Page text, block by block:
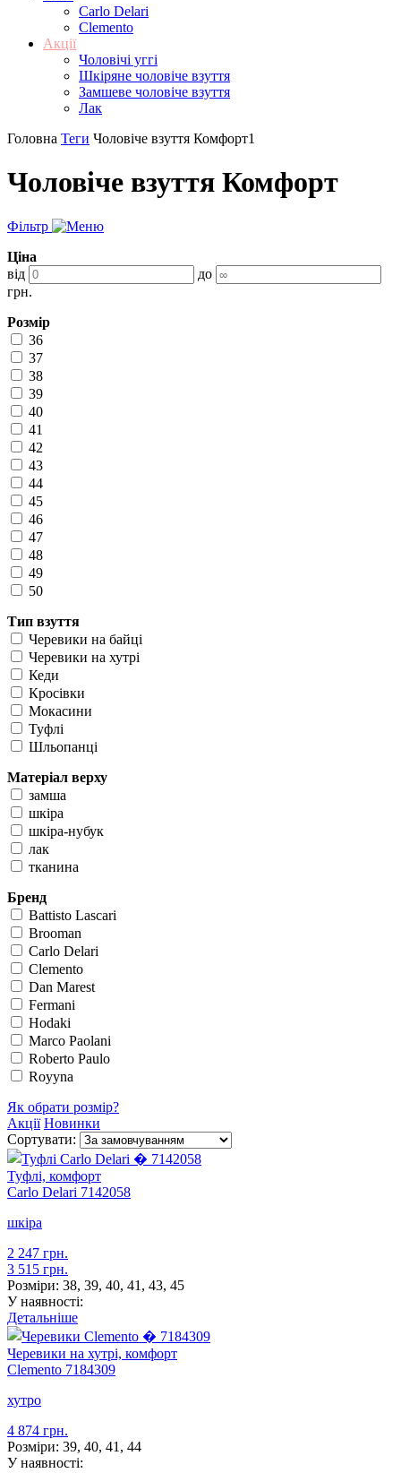
Carlo Delari
Clemento
Акції
Чоловічі уггі
Шкіряне чоловіче взуття
Замшеве чоловіче взуття
Лак
Головна Теги Чоловіче взуття Комфорт1
Чоловіче взуття Комфорт
Фільтр
Ціна
від
до
грн.
Розмір
36
37
38
39
40
41
42
43
44
45
46
47
48
49
50
Тип взуття
Черевики на байці
Черевики на хутрі
Кеди
Кросівки
Мокасини
Туфлі
Шльопанці
Матеріал верху
замша
шкіра
шкіра-нубук
лак
тканина
Бренд
Battisto Lascari
Brooman
Carlo Delari
Clemento
Dan Marest
Fermani
Hodaki
Marco Paolani
Roberto Paulo
Royyna
Як обрати розмір?
Акції Новинки
Сортувати:
Туфлі, комфорт
Carlo Delari 7142058
шкіра
2 247 грн.
3 515 грн.
Розміри: 38, 39, 40, 41, 43, 45
У наявності:
Детальніше
Черевики на хутрі, комфорт
Clemento 7184309
хутро
4 874 грн.
Розміри: 39, 40, 41, 44
У наявності: